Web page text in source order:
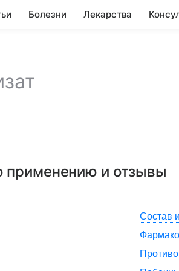
Болезни Лекарства
применению и отзывы
Состав